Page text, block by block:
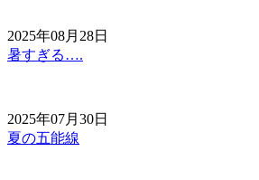
2025年08月28日
暑すぎる….
2025年07月30日
夏の五能線